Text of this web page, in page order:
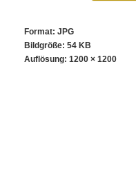
Format: JPG
Bildgröße: 54 KB
Auflösung: 1200 × 1200